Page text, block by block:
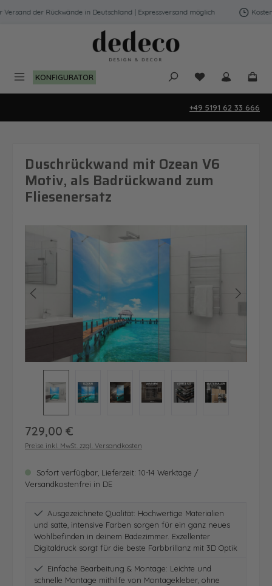
Zum Hauptinhalt springen
der Rückwände in Deutschland | Expressversand möglich
KONFIGURATOR Du hast 0
+49 5191 62 33 666
Duschrückwand mit Ozean V6
Motiv, als Badrückwand zum
Fliesenersatz
Bildergalerie überspringen
Regulärer Preis:
729,00 €
Preise inkl. MwSt. zzgl. Versandkosten
Sofort verfügbar, Lieferzeit: 10-14 Werktage /
Versandkostenfrei in DE
Ausgezeichnete Qualität: Hochwertige Materialien
und satte, intensive Farben sorgen für ein ganz neues
Wohlbefinden in deinem Badezimmer. Exzellenter
Digitaldruck sorgt für die beste Farbbrillanz mit 3D Optik
Einfache Bearbeitung & Montage: Leichte und
schnelle Montage mithilfe von Montagekleber, ohne